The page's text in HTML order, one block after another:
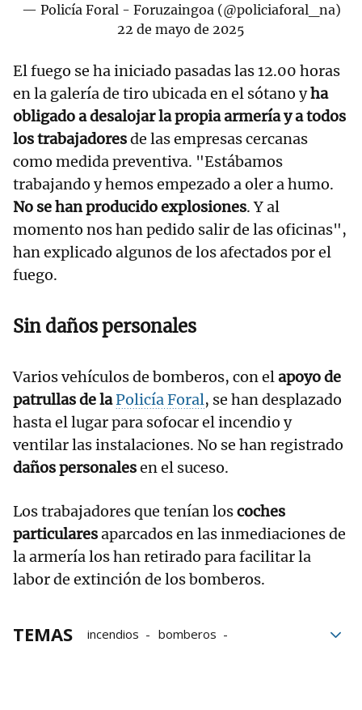
— Policía Foral - Foruzaingoa (@policiaforal_na)
22 de mayo de 2025
El fuego se ha iniciado pasadas las 12.00 horas
en la galería de tiro ubicada en el sótano yha
obligado a desalojar la propia armería y a todos
los trabajadoresde las empresas cercanas
como medida preventiva. "Estábamos
trabajando y hemos empezado a oler a humo.
No se han producido explosiones. Y al
momento nos han pedido salir de las oficinas",
han explicado algunos de los afectados por el
fuego.
Sin daños personales
Varios vehículos de bomberos, con elapoyo de
patrullas de laPolicía Foral, se han desplazado
hasta el lugar para sofocar el incendio y
ventilar las instalaciones. No se han registrado
daños personalesen el suceso.
Los trabajadores que tenían loscoches
particularesaparcados en las inmediaciones de
la armería los han retirado para facilitar la
labor de extinción de los bomberos.
TEMAS incendios
bomberos